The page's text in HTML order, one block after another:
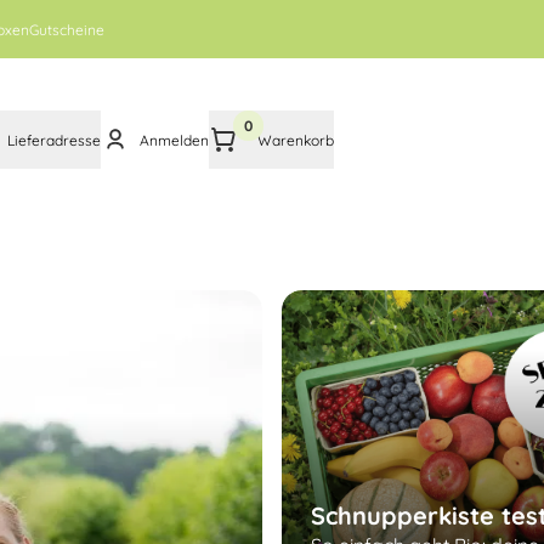
Gutscheine
Lieferadresse Anmelden
0
Warenkorb
Schnupperkiste